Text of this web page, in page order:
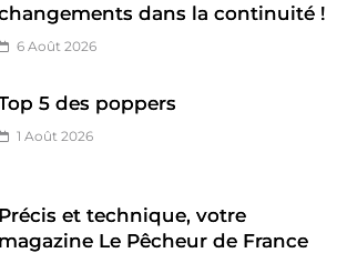
dans la continuité !
6 Août 2026
5 des poppers
1 Août 2026
Précis et technique, votre
magazine Le Pêcheur de France